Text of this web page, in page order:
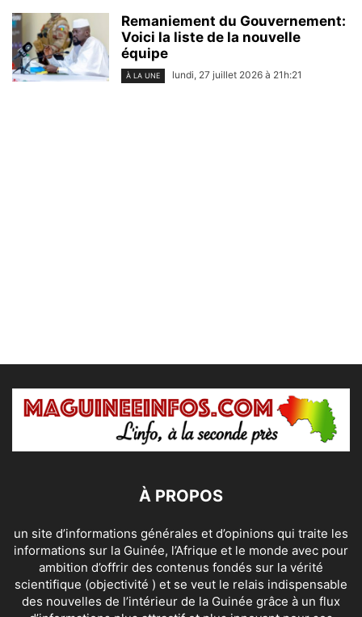
Remaniement du Gouvernement:
Voici la liste de la nouvelle
équipe
À LA UNE lundi, 27 juillet 2026 à 21h:21
À PROPOS
un site d’informations générales et d’opinions qui traite les
informations sur la Guinée, l’Afrique et le monde avec pour
ambition d’offrir des contenus fondés sur la vérité
scientifique (objectivité ) et se veut le relais indispensable
des nouvelles de l’intérieur de la Guinée grâce à un flux